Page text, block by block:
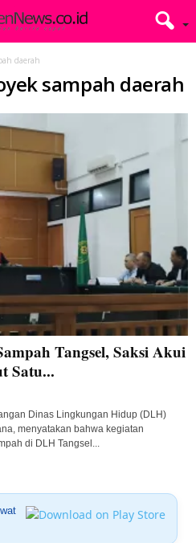
daerah
sampah daerah
Tangsel, Saksi Akui
Satu...
Dinas Lingkungan Hidup (DLH)
menyatakan bahwa kegiatan
di DLH Tangsel...